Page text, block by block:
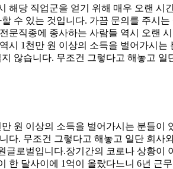
해당 직업군을 얻기 위해 매우 오랜
수 있는 것입니다. 가끔 문의를 주시
문직종에 종사하는 사람들 역시 오랜
시 1천만 원 이상의 소득을 벌어가시
않습니다. 무조건 그렇다고 해놓고
원 이상의 소득을 벌어가시는 분들
다. 무조건 그렇다고 해놓고 일단 회
글로벌입니다.장기간의 코로나 상황
한 달사이에 1억이 올랐다느니 6년 근